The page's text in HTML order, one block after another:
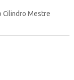
Cilindro Mestre